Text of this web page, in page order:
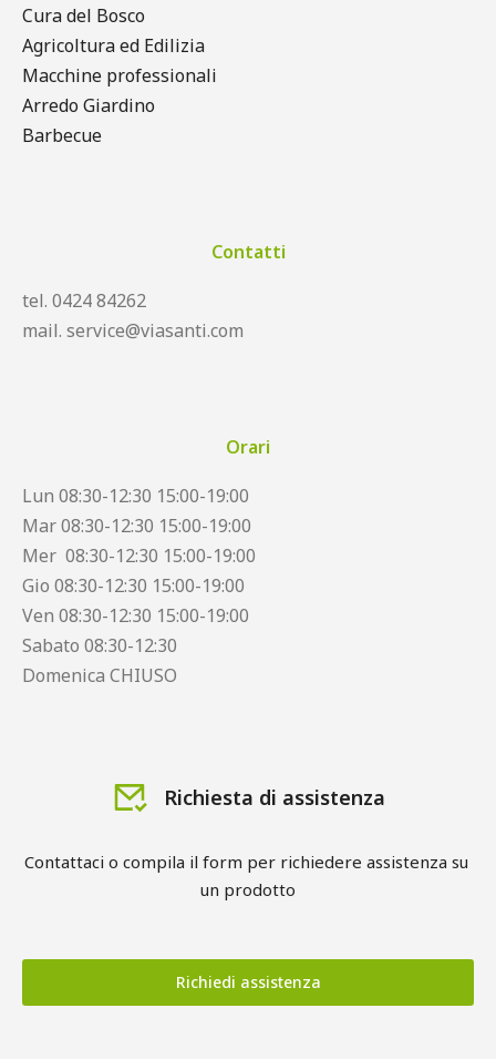
Cura del Bosco
Agricoltura ed Edilizia
Macchine professionali
Arredo Giardino
Barbecue
Contatti
tel. 0424 84262
mail. service@viasanti.com
Orari
Lun 08:30-12:30 15:00-19:00
Mar 08:30-12:30 15:00-19:00
Mer 08:30-12:30 15:00-19:00
Gio 08:30-12:30 15:00-19:00
Ven 08:30-12:30 15:00-19:00
Sabato 08:30-12:30
Domenica CHIUSO
Richiesta di assistenza
Contattaci o compila il form per richiedere assistenza su
un prodotto
Richiedi assistenza